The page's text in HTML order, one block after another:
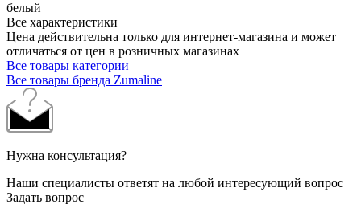
белый
Все характеристики
Цена действительна только для интернет-магазина и может
отличаться от цен в розничных магазинах
Все товары категории
Все товары бренда Zumaline
Нужна консультация?
Наши специалисты ответят на любой интересующий вопрос
Задать вопрос